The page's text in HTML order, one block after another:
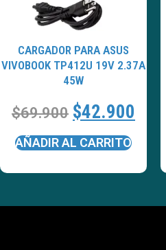
CARGADOR PARA ASUS
VIVOBOOK TP412U 19V 2.37A
45W
$69.900 $42.900
AÑADIR AL CARRITO